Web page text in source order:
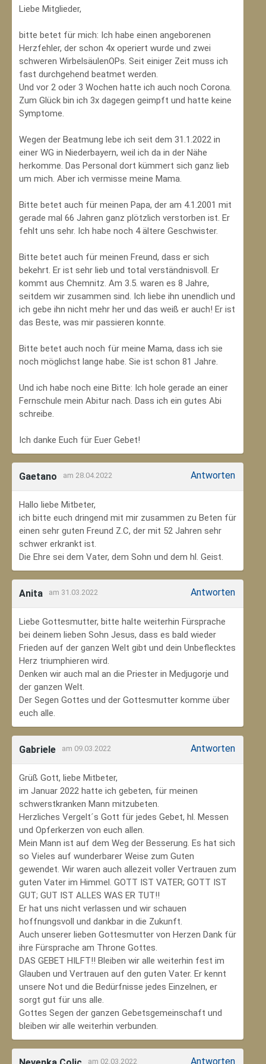
Liebe Mitglieder,
bitte betet für mich: Ich habe einen angeborenen
Herzfehler, der schon 4x operiert wurde und zwei
schweren WirbelsäulenOPs. Seit einiger Zeit muss ich
fast durchgehend beatmet werden.
Und vor 2 oder 3 Wochen hatte ich auch noch Corona.
Zum Glück bin ich 3x dagegen geimpft und hatte keine
Symptome.
Wegen der Beatmung lebe ich seit dem 31.1.2022 in
einer WG in Niederbayern, weil ich da in der Nähe
herkomme. Das Personal dort kümmert sich ganz lieb
um mich. Aber ich vermisse meine Mama.
Bitte betet auch für meinen Papa, der am 4.1.2001 mit
gerade mal 66 Jahren ganz plötzlich verstorben ist. Er
fehlt uns sehr. Ich habe noch 4 ältere Geschwister.
Bitte betet auch für meinen Freund, dass er sich
bekehrt. Er ist sehr lieb und total verständnisvoll. Er
kommt aus Chemnitz. Am 3.5. waren es 8 Jahre,
seitdem wir zusammen sind. Ich liebe ihn unendlich und
ich gebe ihn nicht mehr her und das weiß er auch! Er ist
das Beste, was mir passieren konnte.
Bitte betet auch noch für meine Mama, dass ich sie
noch möglichst lange habe. Sie ist schon 81 Jahre.
Und ich habe noch eine Bitte: Ich hole gerade an einer
Fernschule mein Abitur nach. Dass ich ein gutes Abi
schreibe.
Ich danke Euch für Euer Gebet!
Gaetano am 28.04.2022 Antworten
Hallo liebe Mitbeter,
ich bitte euch dringend mit mir zusammen zu Beten für
einen sehr guten Freund Z.C, der mit 52 Jahren sehr
schwer erkrankt ist.
Die Ehre sei dem Vater, dem Sohn und dem hl. Geist.
Anita am 31.03.2022 Antworten
Liebe Gottesmutter, bitte halte weiterhin Fürsprache
bei deinem lieben Sohn Jesus, dass es bald wieder
Frieden auf der ganzen Welt gibt und dein Unbeflecktes
Herz triumphieren wird.
Denken wir auch mal an die Priester in Medjugorje und
der ganzen Welt.
Der Segen Gottes und der Gottesmutter komme über
euch alle.
Gabriele am 09.03.2022 Antworten
Grüß Gott, liebe Mitbeter,
im Januar 2022 hatte ich gebeten, für meinen
schwerstkranken Mann mitzubeten.
Herzliches Vergelt´s Gott für jedes Gebet, hl. Messen
und Opferkerzen von euch allen.
Mein Mann ist auf dem Weg der Besserung. Es hat sich
so Vieles auf wunderbarer Weise zum Guten
gewendet. Wir waren auch allezeit voller Vertrauen zum
guten Vater im Himmel. GOTT IST VATER; GOTT IST
GUT; GUT IST ALLES WAS ER TUT!!
Er hat uns nicht verlassen und wir schauen
hoffnungsvoll und dankbar in die Zukunft.
Auch unserer lieben Gottesmutter von Herzen Dank für
ihre Fürsprache am Throne Gottes.
DAS GEBET HILFT!! Bleiben wir alle weiterhin fest im
Glauben und Vertrauen auf den guten Vater. Er kennt
unsere Not und die Bedürfnisse jedes Einzelnen, er
sorgt gut für uns alle.
Gottes Segen der ganzen Gebetsgemeinschaft und
bleiben wir alle weiterhin verbunden.
am 02.03.2022 Antworten